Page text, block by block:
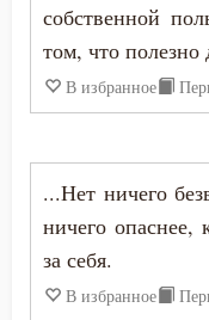
собственной
том, что полезно
В избранное
...Нет ничего
ничего опаснее,
за себя.
В избранное